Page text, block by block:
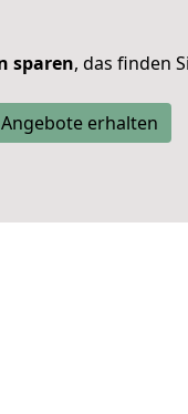
sparen, das finden
erhalten